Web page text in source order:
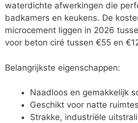
waterdichte afwerkingen die
badkamers en keukens. De
microcement liggen in 2026
voor beton ciré tussen €55 en
Belangrijkste eigenschappen:
Naadloos en gemakkelijk
Geschikt voor natte ruimtes
Strakke, industriële